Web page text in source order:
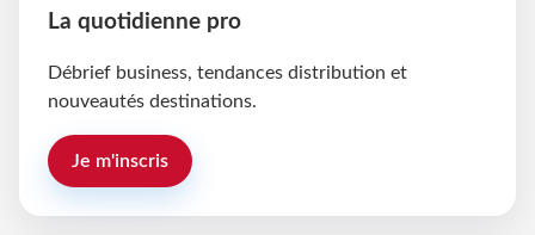
La quotidienne pro
Débrief business, tendances distribution et
nouveautés destinations.
Je m'inscris